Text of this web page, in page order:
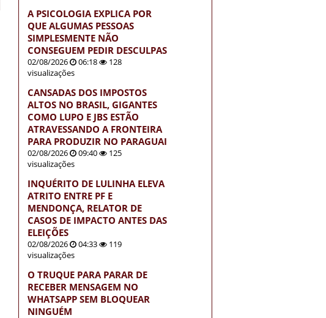
A PSICOLOGIA EXPLICA POR
QUE ALGUMAS PESSOAS
SIMPLESMENTE NÃO
CONSEGUEM PEDIR DESCULPAS
02/08/2026 06:18
128
visualizações
CANSADAS DOS IMPOSTOS
ALTOS NO BRASIL, GIGANTES
COMO LUPO E JBS ESTÃO
ATRAVESSANDO A FRONTEIRA
PARA PRODUZIR NO PARAGUAI
02/08/2026 09:40
125
visualizações
INQUÉRITO DE LULINHA ELEVA
ATRITO ENTRE PF E
MENDONÇA, RELATOR DE
CASOS DE IMPACTO ANTES DAS
ELEIÇÕES
02/08/2026 04:33
119
visualizações
O TRUQUE PARA PARAR DE
RECEBER MENSAGEM NO
WHATSAPP SEM BLOQUEAR
NINGUÉM